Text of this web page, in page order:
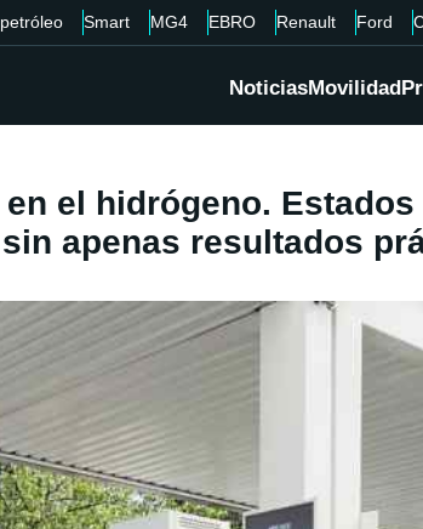
Smart MG4 EBRO Renault Ford
NoticiasMovilidad
el hidrógeno. Estados
apenas resultados